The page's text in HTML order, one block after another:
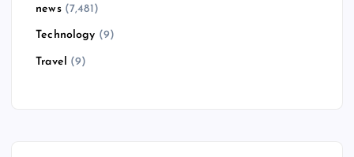
news(7,481)
Technology (9)
Travel (9)